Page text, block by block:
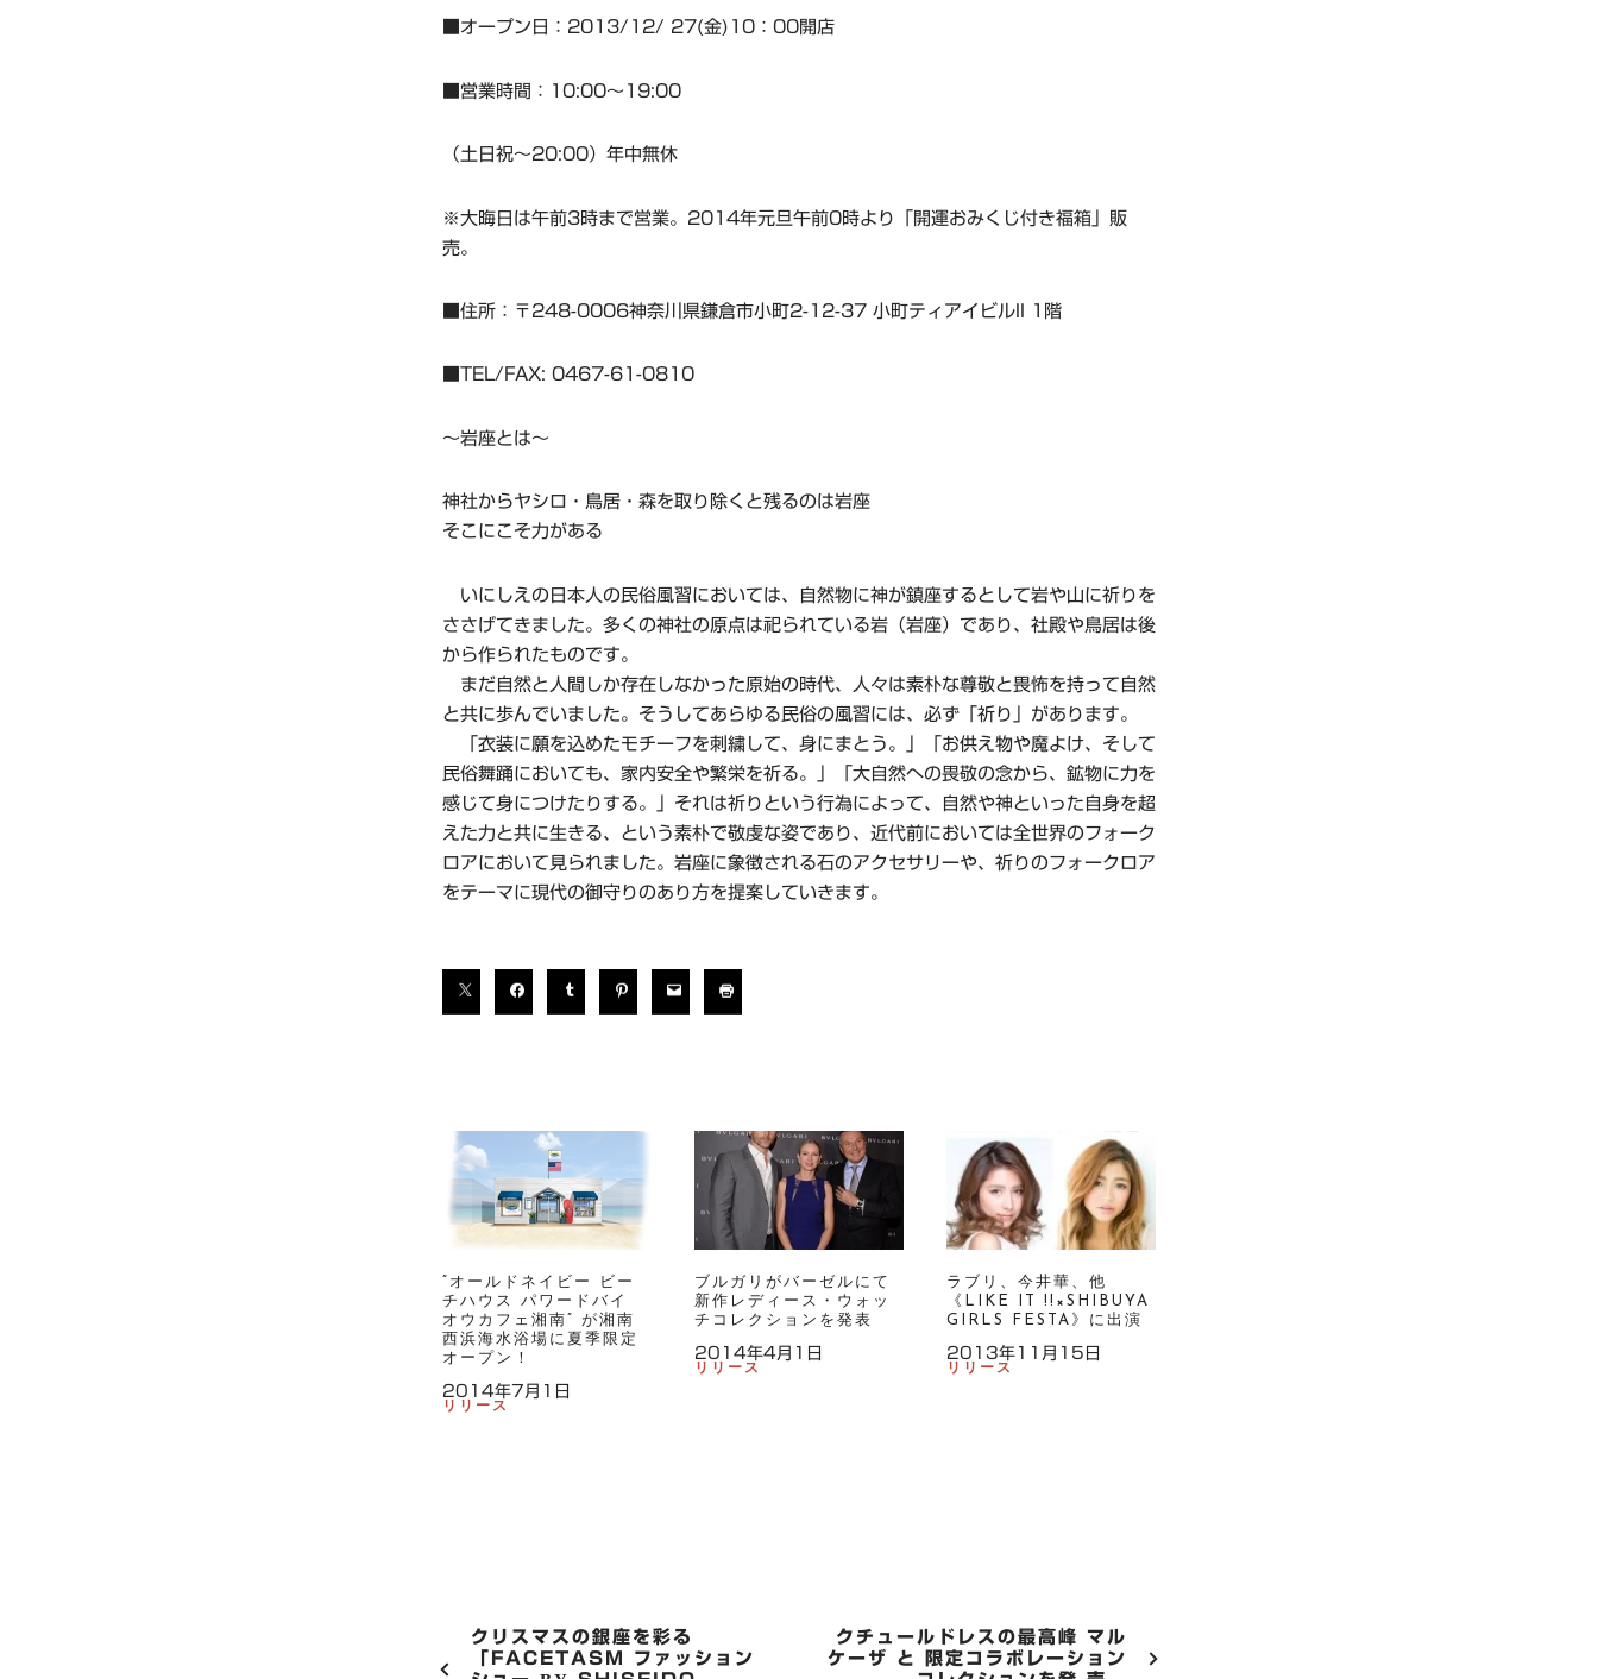
■オープン日：2013/12/ 27(金)10：00開店
■営業時間：10:00～19:00
（土日祝～20:00）年中無休
※大晦日は午前3時まで営業。2014年元旦午前0時より「開運おみくじ付き福箱」販
売。
■住所：〒248-0006神奈川県鎌倉市小町2-12-37 小町ティアイビルII 1階
■TEL/FAX: 0467-61-0810
～岩座とは～
神社からヤシロ・鳥居・森を取り除くと残るのは岩座
そこにこそ力がある
いにしえの日本人の民俗風習においては、自然物に神が鎮座するとして岩や山に祈りを
ささげてきました。多くの神社の原点は祀られている岩（岩座）であり、社殿や鳥居は後
から作られたものです。
まだ自然と人間しか存在しなかった原始の時代、人々は素朴な尊敬と畏怖を持って自然
と共に歩んでいました。そうしてあらゆる民俗の風習には、必ず「祈り」があります。
「衣装に願を込めたモチーフを刺繍して、身にまとう。」「お供え物や魔よけ、そして
民俗舞踊においても、家内安全や繁栄を祈る。」「大自然への畏敬の念から、鉱物に力を
感じて身につけたりする。」それは祈りという行為によって、自然や神といった自身を超
えた力と共に生きる、という素朴で敬虔な姿であり、近代前においては全世界のフォーク
ロアにおいて見られました。岩座に象徴される石のアクセサリーや、祈りのフォークロア
をテーマに現代の御守りのあり方を提案していきます。
”オールドネイビー ビー
チハウス パワードバイ
オウカフェ湘南” が湘南
西浜海水浴場に夏季限定
オープン！
2014年7月1日
リリース
ブルガリがバーゼルにて
新作レディース・ウォッ
チコレクションを発表
2014年4月1日
リリース
ラブリ、今井華、他
《LIKE IT !!×SHIBUYA
GIRLS FESTA》に出演
2013年11月15日
リリース
O
クリスマスの銀座を彩る
「FACETASM ファッション
クチュールドレスの最高峰 マル
ケーザ と 限定コラボレーション